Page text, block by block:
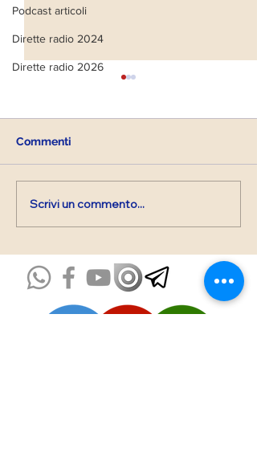
Podcast articoli
Dirette radio 2024
Dirette radio 2026
Diretta Radiofonica di
Lunedì 13 Marzo 2023
Commenti
Scrivi un commento...